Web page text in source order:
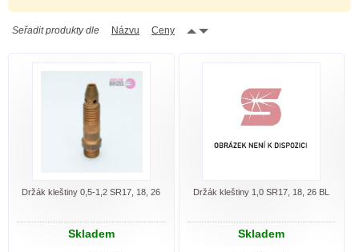
Seřadit produkty dle Názvu Ceny
Držák kleštiny 0,5-1,2 SR17, 18, 26
Skladem
Držák kleštiny 1,0 SR17, 18, 26 BL
Skladem